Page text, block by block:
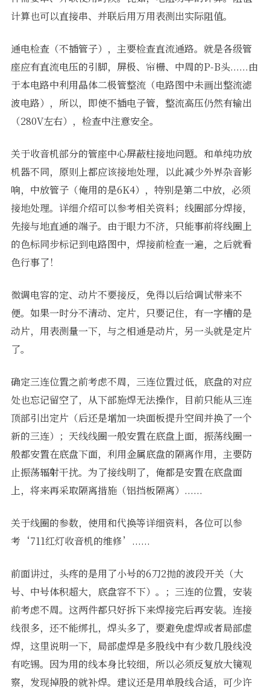
计算也可以直接串、并联后用万用表测出实际阻值。
通电检查（不插管子），主要检查直流通路。就是各级管
座应有直流电压的引脚，屏极、帘栅、中周的P-B头......由
于本电路中利用晶体二极管整流（电路图中未画出整流滤
波电路），所以，即使不插电子管，整流高压仍然有输出
（280V左右），检查中注意安全。
关于收音机部分的管座中心屏蔽柱接地问题。和单纯功放
机器不同，原则上都应该接地处理，以此减少外界杂音影
响，中放管子（俺用的是6K4），特别是第二中放，必须
接地处理。详细介绍可以参考相关资料；线圈部分焊接，
先接与地直通的端子。由于眼力不济，只能事前将线圈上
的色标同步标记到电路图中，焊接前检查一遍，之后就看
色行事了！
微调电容的定、动片不要接反，免得以后给调试带来不
便。如果一时分不清动、定片，只要记住，有一字槽的是
动片，用表测量一下，与之相通是动片，另一头就是定片
了。
确定三连位置之前考虑不周，三连位置过低，底盘的对应
处也忘记留空了，从下部施焊无法操作，目前只能从三连
顶部引出定片（后还是增加一块面板提升空间并换了一个
新的三连）；天线线圈一般安置在底盘上面，振荡线圈一
般都安置在底盘下面，利用金属底盘的隔离作用，主要防
止振荡辐射干扰。为了接线明了，俺都是安置在底盘面
上，将来再采取隔离措施（铝挡板隔离）......
关于线圈的参数，使用和代换等详细资料，各位可以参
考‘711红灯收音机的维修’......
前面讲过，头疼的是用了小号的6刀2抛的波段开关（大
号、中号体积超大，底盘容不下）。；三连的位置，安装
前考虑不周。这两件都只好拆下来焊接完后再安装。连接
线很多，还不能绑扎，焊头多了，要避免虚焊或者局部虚
焊，这里说明一下，局部虚焊是多股线中有少数几股线没
有吃锡。因为用的线本身比较细，所以必须反复放大镜观
察，发现掉股的就补焊。建议还是用单股线合适，可少许